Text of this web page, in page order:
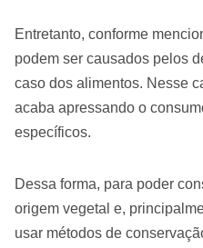
Entretanto, conforme
podem ser causados pelos
caso dos alimentos. Nesse
acaba apressando o
específicos.
Dessa forma, para poder
origem vegetal e,
usar métodos de